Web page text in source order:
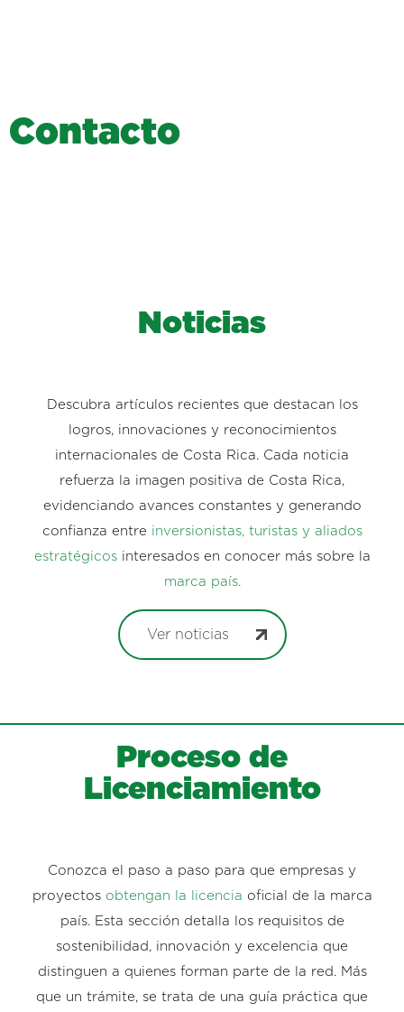
Contacto
Noticias
Descubra artículos recientes que destacan los
logros, innovaciones y reconocimientos
internacionales de Costa Rica. Cada noticia
refuerza la imagen positiva de Costa Rica,
evidenciando avances constantes y generando
confianza entre inversionistas, turistas y aliados
estratégicos interesados en conocer más sobre la
marca país.
Ver noticias
Proceso de
Licenciamiento
Conozca el paso a paso para que empresas y
proyectos obtengan la licencia oficial de la marca
país. Esta sección detalla los requisitos de
sostenibilidad, innovación y excelencia que
distinguen a quienes forman parte de la red. Más
que un trámite, se trata de una guía práctica que